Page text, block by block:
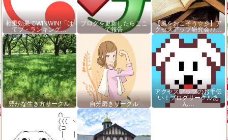
相乗効果でWINWIN!「は
てブ・ランキング…
ブログを更新したらここ
で報告
【風をおこそう☆彡】ア
クセスアップ研究会♪♪…
豊かな生き方サークル 自分磨きサークル
アクセスアップのお手伝
い！ブログサークルあ
ん…